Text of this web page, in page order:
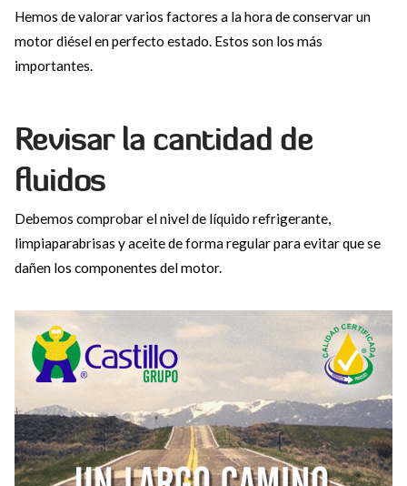
Hemos de valorar varios factores a la hora de conservar un
motor diésel en perfecto estado. Estos son los más
importantes.
Revisar la cantidad de
fluidos
Debemos comprobar el nivel de líquido refrigerante,
limpiaparabrisas y aceite de forma regular para evitar que se
dañen los componentes del motor.